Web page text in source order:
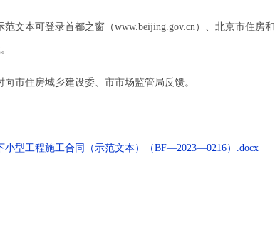
本可登录首都之窗（www.beijing.gov.cn）、北京市住房
住房城乡建设委、市市场监管局反馈。
型工程施工合同（示范文本）（BF—2023—0216）.docx